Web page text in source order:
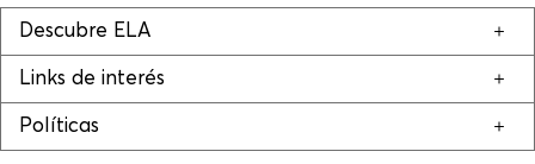
Descubre ELA
Links de interés
Políticas